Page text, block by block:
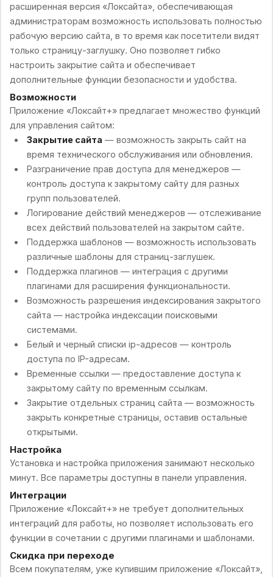
расширенная версия «Локсайта», обеспечивающая
администраторам возможность использовать полностью
рабочую версию сайта, в то время как посетители видят
только страницу-заглушку. Оно позволяет гибко
настроить закрытие сайта и обеспечивает
дополнительные функции безопасности и удобства.
Возможности
Приложение «Локсайт+» предлагает множество функций
для управления сайтом:
Закрытие сайта — возможность закрыть сайт на
время технического обслуживания или обновления.
Разграничение прав доступа для менеджеров —
контроль доступа к закрытому сайту для разных
групп пользователей.
Логирование действий менеджеров — отслеживание
всех действий пользователей на закрытом сайте.
Поддержка шаблонов — возможность использовать
различные шаблоны для страниц-заглушек.
Поддержка плагинов — интеграция с другими
плагинами для расширения функциональности.
Возможность разрешения индексирования закрытого
сайта — настройка индексации поисковыми
системами.
Белый и черный списки ip-адресов — контроль
доступа по IP-адресам.
Временные ссылки — предоставление доступа к
закрытому сайту по временным ссылкам.
Закрытие отдельных страниц сайта — возможность
закрыть конкретные страницы, оставив остальные
открытыми.
Настройка
Установка и настройка приложения занимают несколько
минут. Все параметры доступны в панели управления.
Интеграции
Приложение «Локсайт+» не требует дополнительных
интеграций для работы, но позволяет использовать его
функции в сочетании с другими плагинами и шаблонами.
Скидка при переходе
Всем покупателям, уже купившим приложение «Локсайт»,